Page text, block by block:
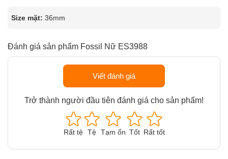
Size mặt: 36mm
Đánh giá sản phẩm Fossil Nữ ES3988
Viết đánh giá
Trở thành người đầu tiên đánh giá cho sản phẩm!
Rất tệ Tệ Tạm ổn Tốt Rất tốt